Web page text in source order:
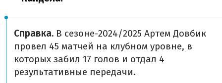
Справка. В сезоне-2024/2025 Артем Довбик
провел 45 матчей на клубном уровне, в
которых забил 17 голов и отдал 4
результативные передачи.